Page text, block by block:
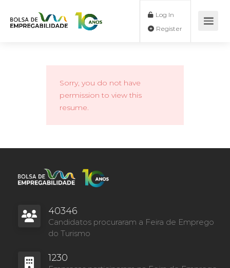
Log In
Sorry, you do not have
permission to view this
resume.
40346
Candidatos procuraram a Feira de Emprego
do Turismo
1230